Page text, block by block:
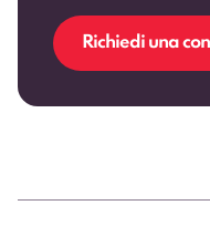
Richiedi una